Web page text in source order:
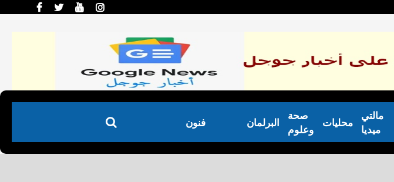
فنون البرلمان
صحة
وعلوم
محليات
مالتي
ميديا